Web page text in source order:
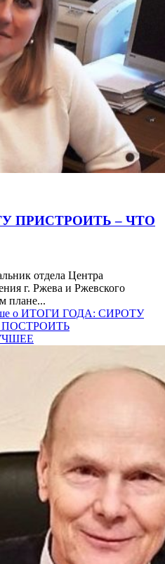
ПРИСТРОИТЬ – ЧТО
отдела Центра
г. Ржева и Ржевского
плане...
о ИТОГИ ГОДА: СИРОТУ